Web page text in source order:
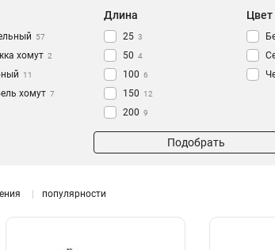
57
хомут 2
11
хомут 7
Длина
25 3
50 4
100 6
150 12
200 9
250 7
300 9
Цвет
Подобрать
популярности